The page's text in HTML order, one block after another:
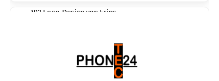
#92 Logo-Design von Erips